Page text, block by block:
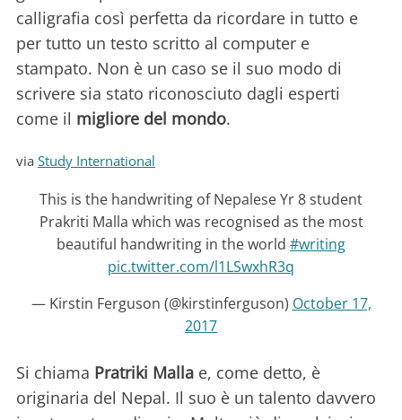
calligrafia così perfetta da ricordare in tutto e
per tutto un testo scritto al computer e
stampato. Non è un caso se il suo modo di
scrivere sia stato riconosciuto dagli esperti
come il migliore del mondo.
via Study International
This is the handwriting of Nepalese Yr 8 student
Prakriti Malla which was recognised as the most
beautiful handwriting in the world #writing
pic.twitter.com/l1LSwxhR3q
— Kirstin Ferguson (@kirstinferguson) October 17,
2017
Si chiama Pratriki Malla e, come detto, è
originaria del Nepal. Il suo è un talento davvero